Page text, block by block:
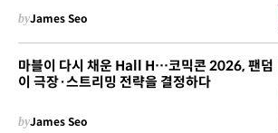
byJames Seo
마블이 다시 채운 Hall H…코믹콘 2026, 팬덤
이 극장·스트리밍 전략을 결정하다
byJames Seo